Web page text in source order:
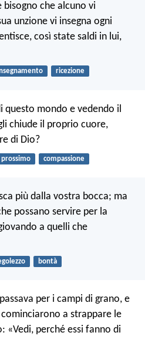
che alcuno vi
unzione vi insegna ogni
così state saldi in lui,
ricezione
questo mondo e vedendo il
chiude il proprio cuore,
di Dio?
prossimo compassione
più dalla vostra bocca; ma
possano servire per la
a quelli che
bontà
per i campi di grano, e
a strappare le
«Vedi, perché essi fanno di